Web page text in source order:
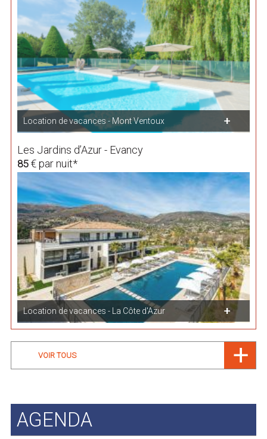
Location de vacances - Mont Ventoux
Les Jardins d’Azur - Evancy
85€ par nuit*
Location de vacances - La Côte d'Azur
VOIR TOUS
AGENDA